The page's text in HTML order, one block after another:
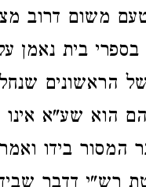
משום דרוב
בית נאמן
הראשונים
הוא שע"א אינו
המסור בידו